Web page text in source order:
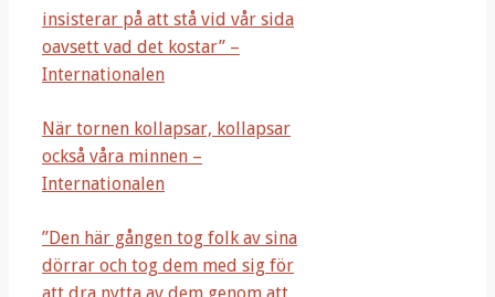
insisterar på att stå vid vår sida
oavsett vad det kostar” –
Internationalen
När tornen kollapsar, kollapsar
också våra minnen –
Internationalen
”Den här gången tog folk av sina
dörrar och tog dem med sig för